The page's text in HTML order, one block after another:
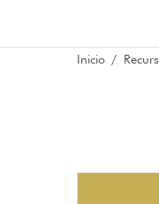
Inicio